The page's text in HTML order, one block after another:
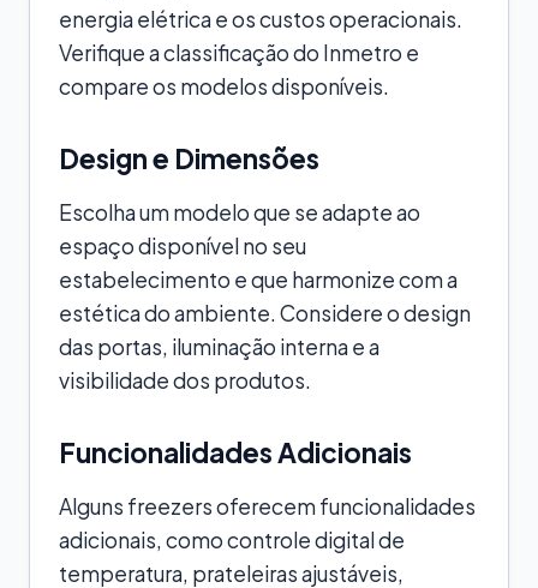
energia elétrica e os custos operacionais.
Verifique a classificação do Inmetro e
compare os modelos disponíveis.
Design e Dimensões
Escolha um modelo que se adapte ao
espaço disponível no seu
estabelecimento e que harmonize com a
estética do ambiente. Considere o design
das portas, iluminação interna e a
visibilidade dos produtos.
Funcionalidades Adicionais
Alguns freezers oferecem funcionalidades
adicionais, como controle digital de
temperatura, prateleiras ajustáveis,